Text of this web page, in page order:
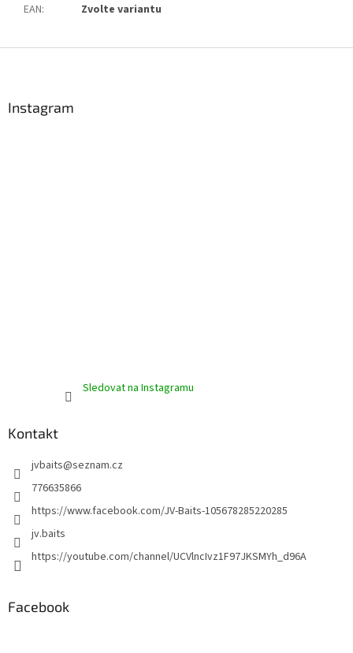
EAN: Zvolte variantu
Instagram
Sledovat na Instagramu
Kontakt
jvbaits@seznam.cz
776635866
https://www.facebook.com/JV-Baits-105678285220285
jv.baits
https://youtube.com/channel/UCVlncIvz1F97JKSMYh_d96A
Facebook